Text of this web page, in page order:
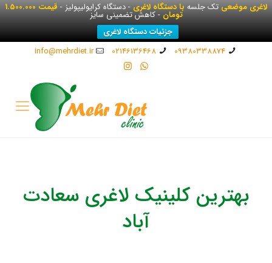
لاغری موضعیتک جلسهبا دستگاه لاغری- دستگاه کرایولیپولیز - قیمت 1.500.000
تومان- کاهش تضمینی سایز
جزئیات دستگاه لاغری
09380338874
02146136468
info@mehrdiet.ir
بهترین کلینیک لاغری سعادت
آباد